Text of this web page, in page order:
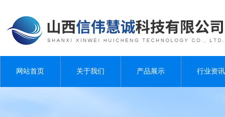
网站首页 关于我们 产品展示 行业资讯